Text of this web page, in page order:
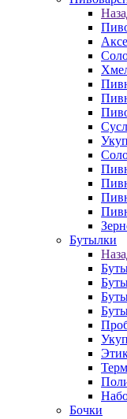
Бутылки
Бочки